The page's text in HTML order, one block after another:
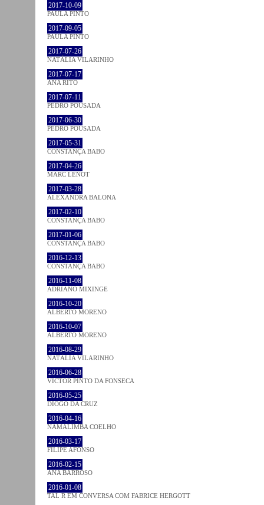
2017-10-09
PAULA PINTO
2017-09-05
PAULA PINTO
2017-07-26
NATÁLIA VILARINHO
2017-07-17
ANA RITO
2017-07-11
PEDRO POUSADA
2017-06-30
PEDRO POUSADA
2017-05-31
CONSTANÇA BABO
2017-04-26
MARC LENOT
2017-03-28
ALEXANDRA BALONA
2017-02-10
CONSTANÇA BABO
2017-01-06
CONSTANÇA BABO
2016-12-13
CONSTANÇA BABO
2016-11-08
ADRIANO MIXINGE
2016-10-20
ALBERTO MORENO
2016-10-07
ALBERTO MORENO
2016-08-29
NATÁLIA VILARINHO
2016-06-28
VICTOR PINTO DA FONSECA
2016-05-25
DIOGO DA CRUZ
2016-04-16
NAMALIMBA COELHO
2016-03-17
FILIPE AFONSO
2016-02-15
ANA BARROSO
2016-01-08
TAL R EM CONVERSA COM FABRICE HERGOTT